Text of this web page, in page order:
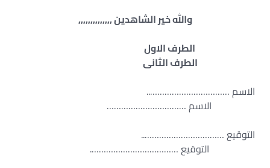
والله خير الشاهدين ,,,,,,,,,,,,,,
الطرف الاول
الطرف الثانى
الاسم ……………………………..
الاسم ……………………………
التوقيع ……………………………..
التوقيع ……………………………….